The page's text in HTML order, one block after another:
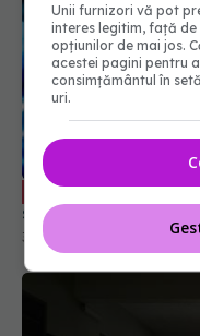
EXCLUSIV Biopsia lichidă, rol în diagnosticul și
supravegherea
30 iun 2025, 21:03
Unii furnizori vă pot
interes legitim, față
opțiunilor de mai jos.
acestei pagini pentru
consimțământul în
uri.